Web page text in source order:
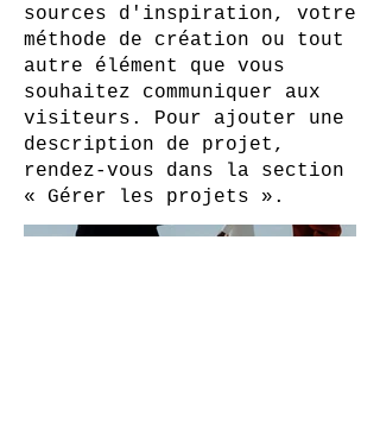
sources d'inspiration, votre
méthode de création ou tout
autre élément que vous
souhaitez communiquer aux
visiteurs. Pour ajouter une
description de projet,
rendez-vous dans la section
« Gérer les projets ».